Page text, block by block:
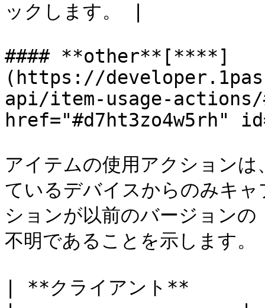
ックします。 |
#### **other**[**​**]
(https://
api/item-usage-
href="#d7ht3zo4w5rh"
アイテムの使用アクション
ているデバイスからのみキ
ションが以前のバージョン
不明であることを示します。
| **クライアント**